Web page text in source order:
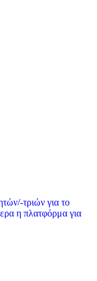
τριών για το
η πλατφόρμα για